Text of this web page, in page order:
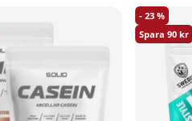
23
90